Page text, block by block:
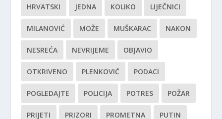
HRVATSKI JEDNA KOLIKO LIJEČNICI
MILANOVIĆ MOŽE MUŠKARAC NAKON
NESREĆA NEVRIJEME OBJAVIO
OTKRIVENO PLENKOVIĆ PODACI
POGLEDAJTE POLICIJA POTRES POŽAR
PRIJETI PRIZORI PROMETNA PUTIN